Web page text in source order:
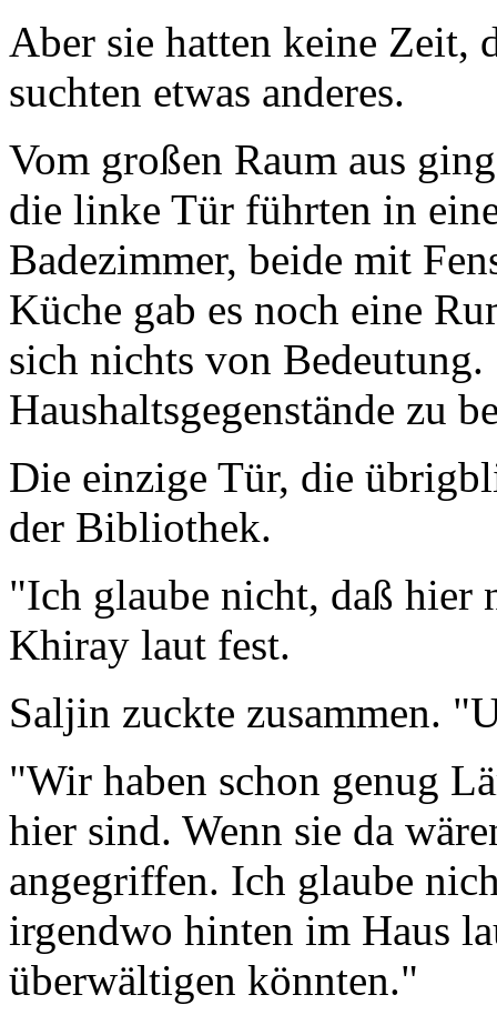
Aber sie hatten keine Zeit,
suchten etwas anderes.
Vom großen Raum aus
die linke Tür führten in
Badezimmer, beide mit
Küche gab es noch eine
sich nichts von
Haushaltsgegenstände zu
Die einzige Tür, die
der Bibliothek.
"Ich glaube nicht, daß hier
Khiray laut fest.
Saljin zuckte zusammen.
"Wir haben schon genug
hier sind. Wenn sie da
angegriffen. Ich glaube
irgendwo hinten im Haus
überwältigen könnten."